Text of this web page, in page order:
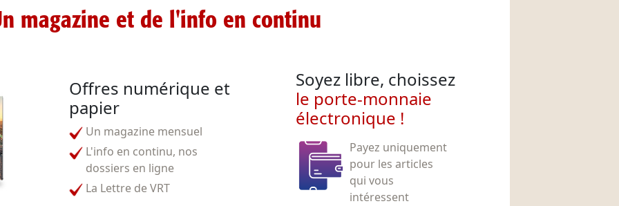
magazine et de l'info en continu
Offres numérique et
papier
Un magazine mensuel
L'info en continu, nos
dossiers en ligne
La Lettre de VRT
Soyez libre, choissez
le porte-monnaie
électronique !
Payez uniquement
pour les articles
qui vous
intéressent